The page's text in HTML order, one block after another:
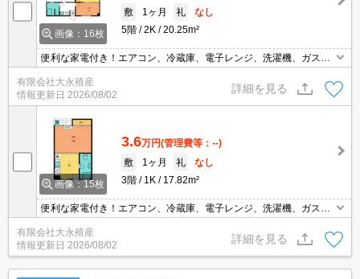
画像：16枚
敷
1ヶ月 礼
なし
5階
2K 20.25m²
便利な家電付き！エアコン、冷蔵庫、電子レンジ、洗濯機、ガスコ
ンロ、照明器具など！別府駅まで徒歩約3分の好立地☆
有限会社大永殖産
情報更新日 2026/08/02
詳細を見る
画像：15枚
3.6万円(管理費等：--)
敷
1ヶ月 礼
なし
3階
1K 17.82m²
便利な家電付き！エアコン、冷蔵庫、電子レンジ、洗濯機、ガスコ
ンロ、照明器具など！別府駅まで徒歩約3分の好立地☆
有限会社大永殖産
情報更新日 2026/08/02
詳細を見る